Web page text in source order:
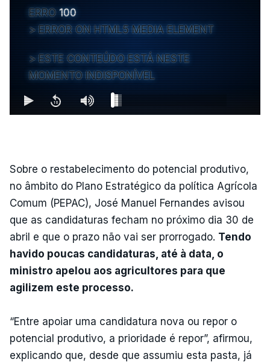
ERRO 100
ERROR ON HTML5 MEDIA ELEMENT
ESTE CONTEÚDO ESTÁ NESTE
MOMENTO INDISPONÍVEL
Sobre o restabelecimento do potencial produtivo,
no âmbito do Plano Estratégico da política Agrícola
Comum (PEPAC), José Manuel Fernandes avisou
que as candidaturas fecham no próximo dia 30 de
abril e que o prazo não vai ser prorrogado. Tendo
havido poucas candidaturas, até à data, o
ministro apelou aos agricultores para que
agilizem este processo.
“Entre apoiar uma candidatura nova ou repor o
potencial produtivo, a prioridade é repor”, afirmou,
explicando que, desde que assumiu esta pasta, já